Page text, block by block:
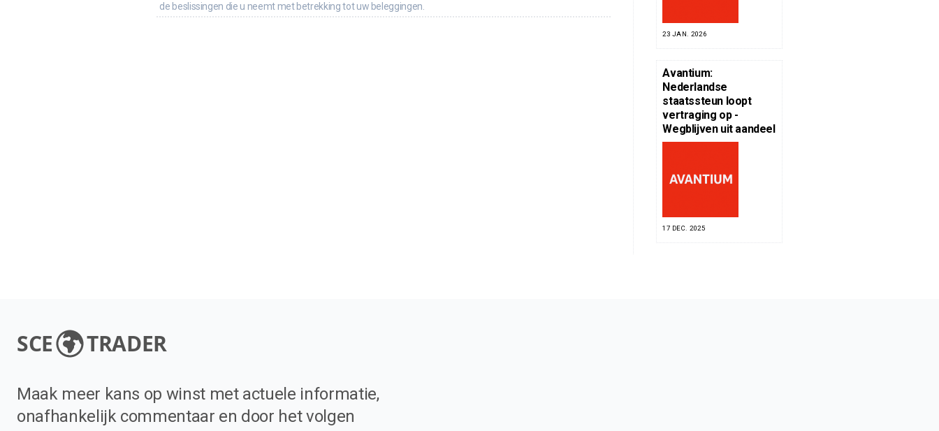
de beslissingen die u neemt met betrekking tot uw beleggingen.
23 JAN. 2026
Avantium:
Nederlandse
staatssteun loopt
vertraging op -
Wegblijven uit aandeel
17 DEC. 2025
SCE TRADER
Maak meer kans op winst met actuele informatie,
onafhankelijk commentaar en door het volgen